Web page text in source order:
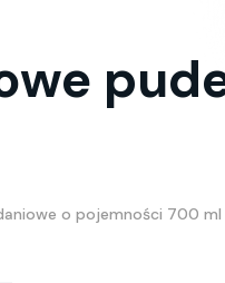
o pojemności 700 ml